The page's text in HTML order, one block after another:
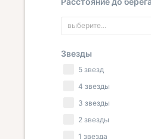
выберите...
Звезды
5 звезд
4 звезды
3 звезды
2 звезды
1 звезда